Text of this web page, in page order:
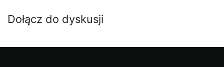
Dołącz do dyskusji